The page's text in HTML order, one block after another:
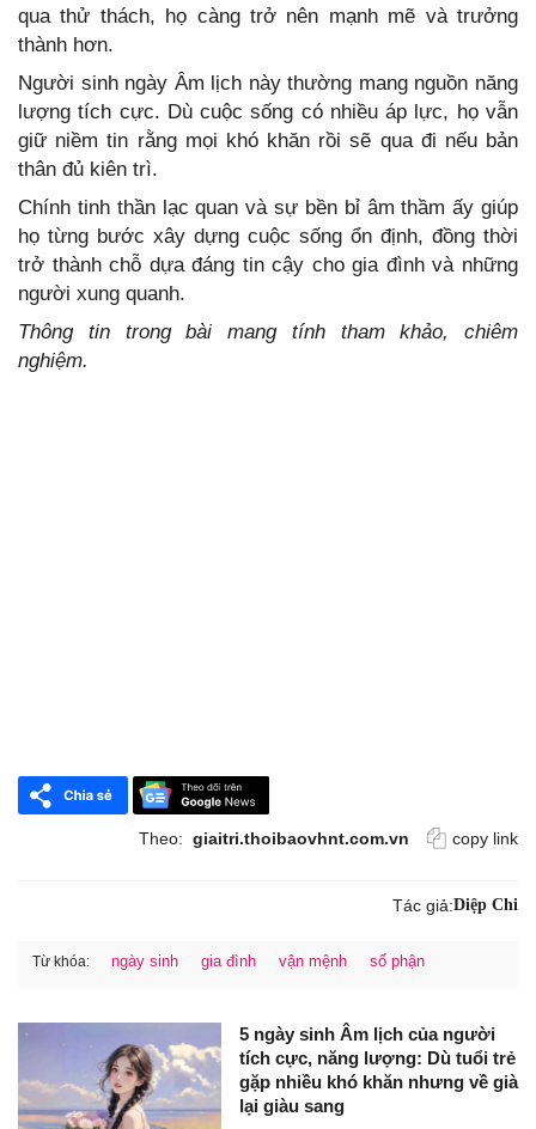
qua thử thách, họ càng trở nên mạnh mẽ và trưởng
thành hơn.
Người sinh ngày Âm lịch này thường mang nguồn năng
lượng tích cực. Dù cuộc sống có nhiều áp lực, họ vẫn
giữ niềm tin rằng mọi khó khăn rồi sẽ qua đi nếu bản
thân đủ kiên trì.
Chính tinh thần lạc quan và sự bền bỉ âm thầm ấy giúp
họ từng bước xây dựng cuộc sống ổn định, đồng thời
trở thành chỗ dựa đáng tin cậy cho gia đình và những
người xung quanh.
Thông tin trong bài mang tính tham khảo, chiêm
nghiệm.
Theo: giaitri.thoibaovhnt.com.vn copy link
Tác giả:Diệp Chi
Từ khóa: ngày sinh gia đình vận mệnh số phận
5 ngày sinh Âm lịch của người
tích cực, năng lượng: Dù tuổi trẻ
gặp nhiều khó khăn nhưng về già
lại giàu sang